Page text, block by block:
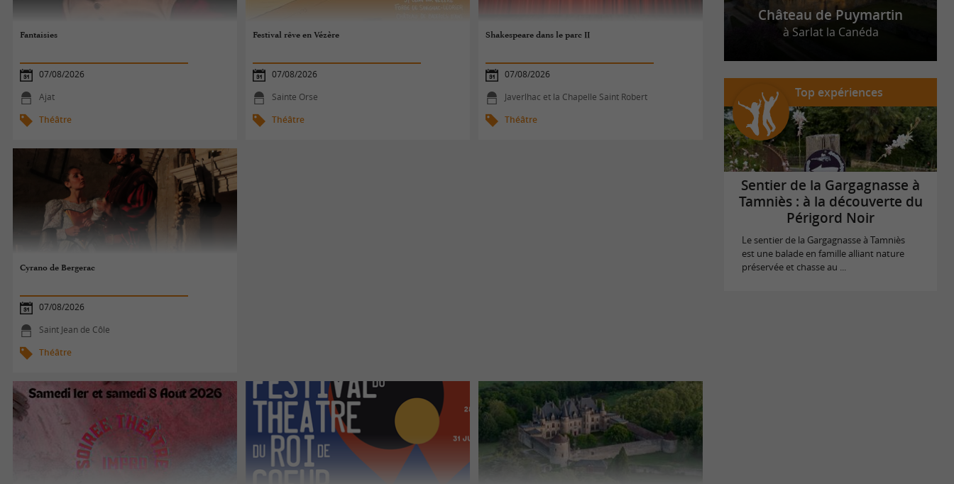
Fantaisies
07/08/2026
Ajat
Théâtre
Festival rêve en Vézère
07/08/2026
Sainte Orse
Théâtre
Shakespeare dans le parc II
07/08/2026
Javerlhac et la Chapelle Saint Robert
Théâtre
Cyrano de Bergerac
07/08/2026
Saint Jean de Côle
Théâtre
Château de Puymartin
à Sarlat la Canéda
Top expériences
Sentier de la Gargagnasse à
Tamniès : à la découverte du
Périgord Noir
Le sentier de la Gargagnasse à Tamniès
est une balade en famille alliant nature
préservée et chasse au ...